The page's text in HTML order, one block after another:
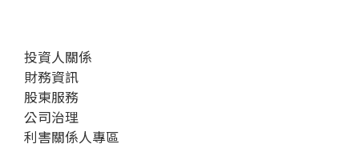
投資人關係
財務資訊
股東服務
公司治理
利害關係人專區